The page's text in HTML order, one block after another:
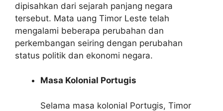
dipisahkan dari sejarah panjang negara
tersebut. Mata uang Timor Leste telah
mengalami beberapa perubahan dan
perkembangan seiring dengan perubahan
status politik dan ekonomi negara.
Masa Kolonial Portugis
Selama masa kolonial Portugis, Timor